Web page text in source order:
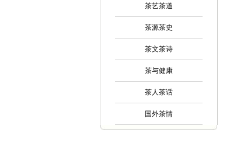
茶艺茶道
茶源茶史
茶文茶诗
茶与健康
茶人茶话
国外茶情